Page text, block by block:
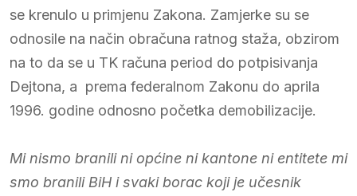
se krenulo u primjenu Zakona. Zamjerke su se
odnosile na način obračuna ratnog staža, obzirom
na to da se u TK računa period do potpisivanja
Dejtona, a prema federalnom Zakonu do aprila
1996. godine odnosno početka demobilizacije.
Mi nismo branili ni općine ni kantone ni entitete mi
smo branili BiH i svaki borac koji je učesnik